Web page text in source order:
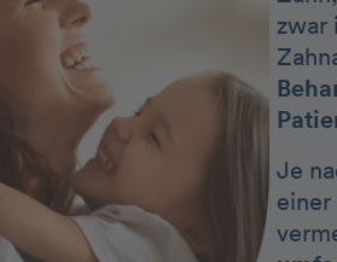
zwar
Je
einer